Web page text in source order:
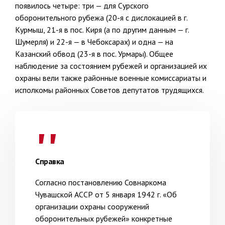
появилось четыре: три — для Сурского
оборонительного рубежа (20-я с дислокацией в г.
Курмыш, 21-я в пос. Киря (а по другим данным — г.
Шумерля) и 22-я — в Чебоксарах) и одна — на
Казанский обвод (23-я в пос. Урмары). Общее
наблюдение за состоянием рубежей и организацией их
охраны вели также районные военные комиссариаты и
исполкомы районных Советов депутатов трудящихся.
Справка
Согласно постановлению Совнаркома
Чувашской АССР от 5 января 1942 г. «Об
организации охраны сооружений
оборонительных рубежей» конкретные